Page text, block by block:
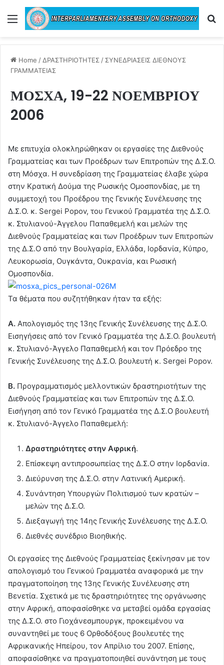
Menu
Home / ΔΡΑΣΤΗΡΙΟΤΗΤΕΣ / ΣΥΝΕΔΡΙΑΣΕΙΣ ΔΙΕΘΝΟΥΣ
ΓΡΑΜΜΑΤΕΙΑΣ
ΜΟΣΧΑ, 19-22 ΝΟΕΜΒΡΙΟΥ
2006
Με επιτυχία ολοκληρώθηκαν οι εργασίες της Διεθνούς
Γραμματείας και των Προέδρων των Επιτροπών της Δ.Σ.Ο.
στη Μόσχα. Η συνεδρίαση της Γραμματείας έλαβε χώρα
στην Κρατική Δούμα της Ρωσικής Ομοσπονδίας, με τη
συμμετοχή του Προέδρου της Γενικής Συνέλευσης της
Δ.Σ.Ο. κ. Sergei Popov, του Γενικού Γραμματέα της Δ.Σ.Ο.
κ. Στυλιανού-Άγγελου Παπαθεμελή και μελών της
Διεθνούς Γραμματείας και των Προέδρων των Επιτροπών
της Δ.Σ.Ο από την Βουλγαρία, Ελλάδα, Ιορδανία, Κύπρο,
Λευκορωσία, Ουγκάντα, Ουκρανία, και Ρωσική
Ομοσπονδία.
Τα θέματα που συζητήθηκαν ήταν τα εξής:
Α. Απολογισμός της 13ης Γενικής Συνέλευσης της Δ.Σ.Ο.
Εισηγήσεις από τον Γενικό Γραμματέα της Δ.Σ.Ο. βουλευτή
κ. Στυλιανό-Άγγελο Παπαθεμελή και τον Πρόεδρο της
Γενικής Συνέλευσης της Δ.Σ.Ο. βουλευτή κ. Sergei Popov.
Β. Προγραμματισμός μελλοντικών δραστηριοτήτων της
Διεθνούς Γραμματείας και των Επιτροπών της Δ.Σ.Ο.
Εισήγηση από τον Γενικό Γραμματέα της Δ.Σ.Ο βουλευτή
κ. Στυλιανό-Άγγελο Παπαθεμελή:
Δραστηριότητες στην Αφρική.
Επίσκεψη αντιπροσωπείας της Δ.Σ.Ο στην Ιορδανία.
Διεύρυνση της Δ.Σ.Ο. στην Λατινική Αμερική.
Συνάντηση Υπουργών Πολιτισμού των κρατών –
μελών της Δ.Σ.Ο.
Διεξαγωγή της 14ης Γενικής Συνέλευσης της Δ.Σ.Ο.
Διεθνές συνέδριο Βιοηθικής.
Οι εργασίες της Διεθνούς Γραμματείας ξεκίνησαν με τον
απολογισμό του Γενικού Γραμματέα αναφορικά με την
πραγματοποίηση της 13ης Γενικής Συνέλευσης στη
Βενετία. Σχετικά με τις δραστηριότητες της οργάνωσης
στην Αφρική, αποφασίσθηκε να μεταβεί ομάδα εργασίας
της Δ.Σ.Ο. στο Γιοχάνεσμπουργκ, προκειμένου να
συναντηθεί με τους 6 Ορθοδόξους βουλευτές της
Αφρικανικής Ηπείρου, τον Απρίλιο του 2007. Επίσης,
αποφασίσθηκε να πραγματοποιηθεί συνάντηση με τους